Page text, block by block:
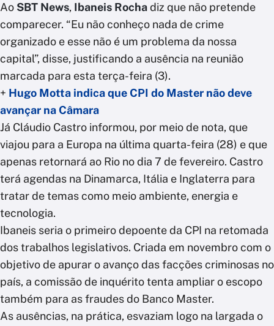
Ao SBT News, Ibaneis Rochadiz que não pretende
comparecer. “Eu não conheço nada de crime
organizado e esse não é um problema da nossa
capital”, disse, justificando a ausência na reunião
marcada para esta terça-feira (3).
+ Hugo Motta indica que CPI do Master não deve
avançar na Câmara
Já Cláudio Castro informou, por meio de nota, que
viajou para a Europa na última quarta-feira (28) e que
apenas retornará ao Rio no dia 7 de fevereiro. Castro
terá agendas na Dinamarca, Itália e Inglaterra para
tratar de temas como meio ambiente, energia e
tecnologia.
Ibaneis seria o primeiro depoente da CPI na retomada
dos trabalhos legislativos. Criada em novembro com o
objetivo de apurar o avanço das facções criminosas no
país, a comissão de inquérito tenta ampliar o escopo
também para as fraudes do Banco Master.
As ausências, na prática, esvaziam logo na largada o